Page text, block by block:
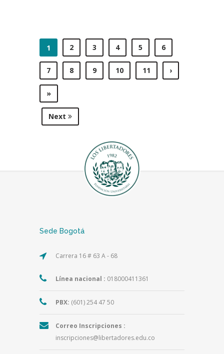
1 2 3 4 5 6
7 8 9 10 11 ›
»
Next
Sede Bogotá
Carrera 16 # 63 A - 68
Línea nacional : 018000411361
PBX: (601) 254 47 50
Correo Inscripciones :
inscripciones@libertadores.edu.co